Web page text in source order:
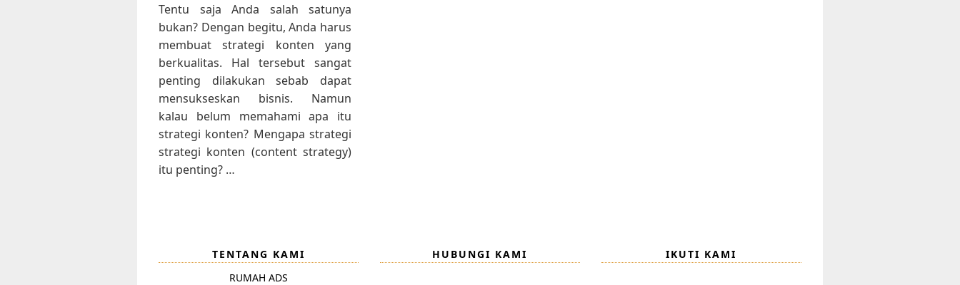
Tentu saja Anda salah satunya
bukan? Dengan begitu, Anda harus
membuat strategi konten yang
berkualitas. Hal tersebut sangat
penting dilakukan sebab dapat
mensukseskan bisnis. Namun
kalau belum memahami apa itu
strategi konten? Mengapa strategi
strategi konten (content strategy)
itu penting? …
TENTANG KAMI
RUMAH ADS
HUBUNGI KAMI IKUTI KAMI